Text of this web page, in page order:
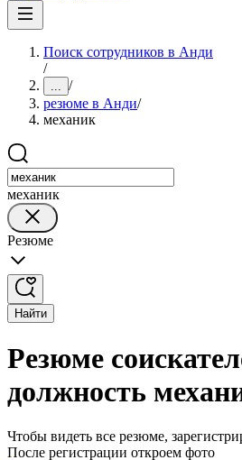
Поиск сотрудников в Анди
/
... /
резюме в Анди/
механик
механик
Резюме
Найти
Резюме
должность
Чтобы видеть все резюме,
После регистрации откроем фото